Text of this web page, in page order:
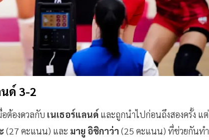
ด์ 3-2
ต้องดวลกับ เนเธอร์แลนด์ และถูกนำไปก่อนถึงสองครั้ง แต่
(27 คะแนน) และ มายู อิชิกาว่า (25 คะแนน) ที่ช่วยกันทำ